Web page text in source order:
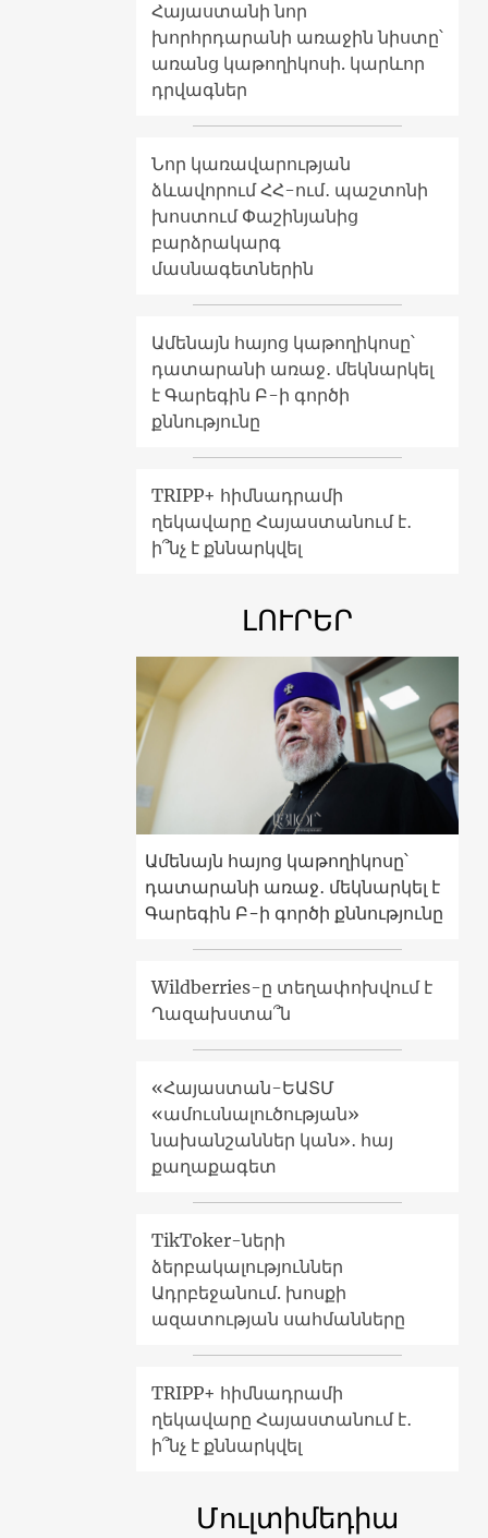
Հայաստանի նոր
խորհրդարանի առաջին նիստը՝
առանց կաթողիկոսի. կարևոր
դրվագներ
Նոր կառավարության
ձևավորում ՀՀ-ում․ պաշտոնի
խոստում Փաշինյանից
բարձրակարգ
մասնագետներին
Ամենայն հայոց կաթողիկոսը՝
դատարանի առաջ․ մեկնարկել
է Գարեգին Բ-ի գործի
քննությունը
TRIPP+ հիմնադրամի
ղեկավարը Հայաստանում է․
ի՞նչ է քննարկվել
ԼՈՒՐԵՐ
Ամենայն հայոց կաթողիկոսը՝
դատարանի առաջ․ մեկնարկել է
Գարեգին Բ-ի գործի քննությունը
Wildberries-ը տեղափոխվում է
Ղազախստա՞ն
«Հայաստան-ԵԱՏՄ
«ամուսնալուծության»
նախանշաններ կան»․ հայ
քաղաքագետ
TikToker-ների
ձերբակալություններ
Ադրբեջանում. խոսքի
ազատության սահմանները
TRIPP+ հիմնադրամի
ղեկավարը Հայաստանում է․
ի՞նչ է քննարկվել
Մուլտիմեդիա